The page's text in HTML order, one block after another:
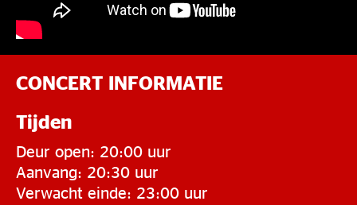
CONCERT INFORMATIE
Tijden
Deur open: 20:00 uur
Aanvang: 20:30 uur
Verwacht einde: 23:00 uur